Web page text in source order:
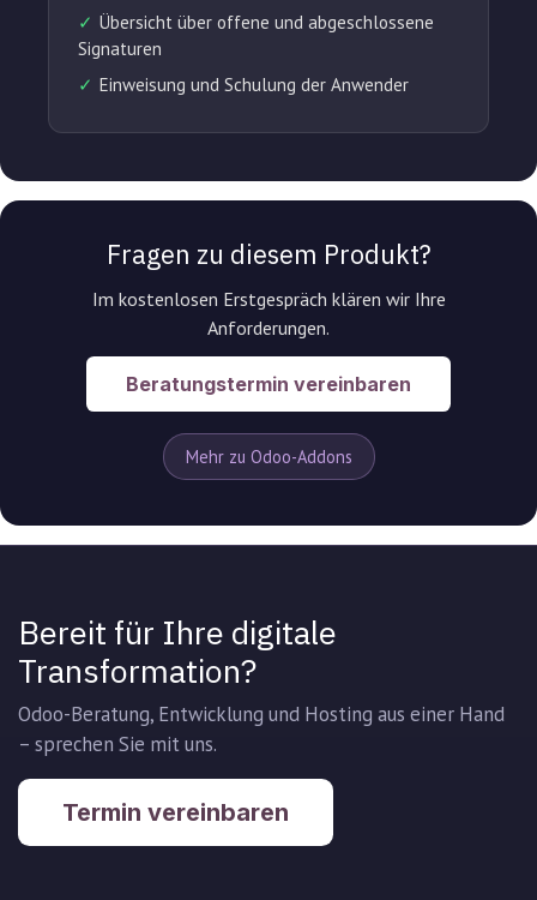
✓ Übersicht über offene und abgeschlossene
Signaturen
✓ Einweisung und Schulung der Anwender
Fragen zu diesem Produkt?
Im kostenlosen Erstgespräch klären wir Ihre
Anforderungen.
Beratungstermin vereinbaren
Mehr zu Odoo-Addons
Bereit für Ihre digitale
Transformation?
Odoo-Beratung, Entwicklung und Hosting aus einer Hand
– sprechen Sie mit uns.
Termin vereinbaren